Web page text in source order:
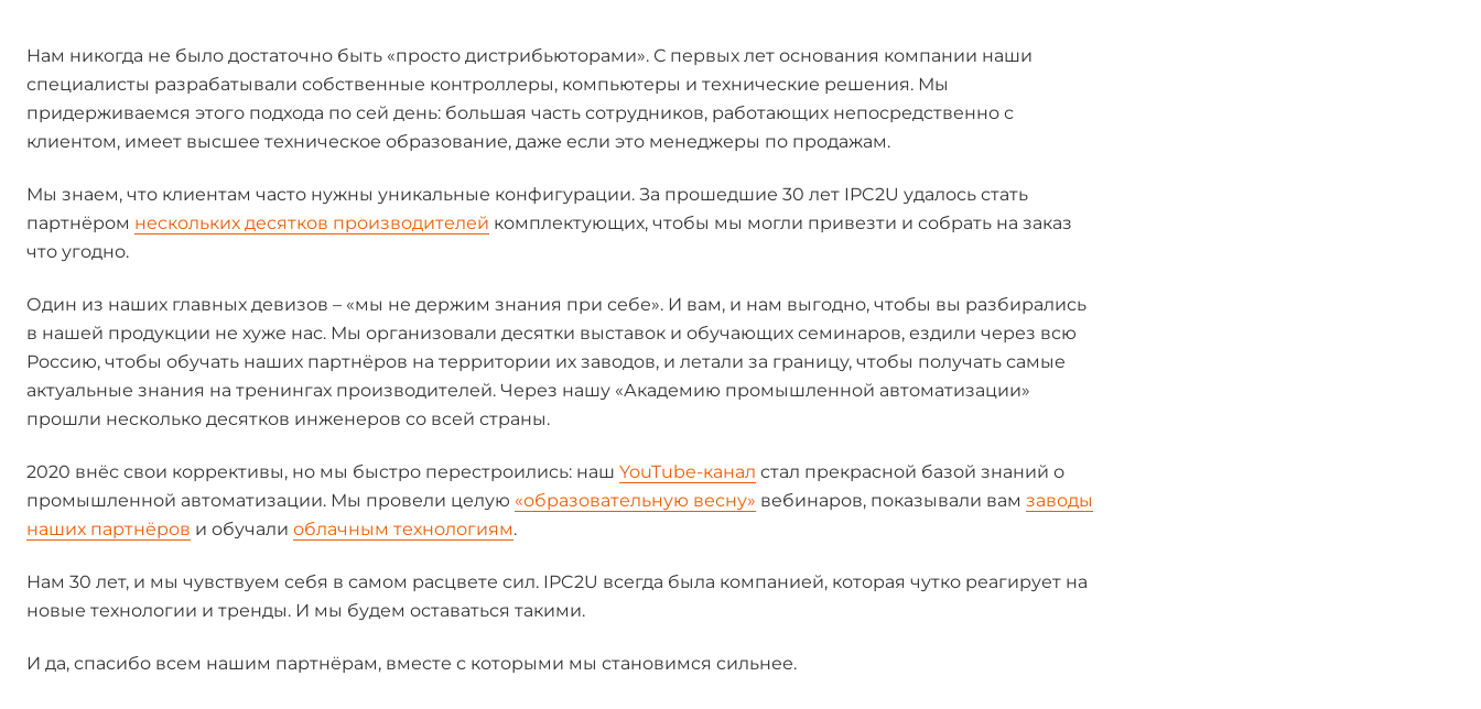
Нам никогда не было достаточно быть «просто дистрибьюторами». С первых лет основания компании наши
специалисты разрабатывали собственные контроллеры, компьютеры и технические решения. Мы
придерживаемся этого подхода по сей день: большая часть сотрудников, работающих непосредственно с
клиентом, имеет высшее техническое образование, даже если это менеджеры по продажам.
Мы знаем, что клиентам часто нужны уникальные конфигурации. За прошедшие 30 лет IPC2U удалось стать
партнёром нескольких десятков производителей комплектующих, чтобы мы могли привезти и собрать на заказ
что угодно.
Один из наших главных девизов – «мы не держим знания при себе». И вам, и нам выгодно, чтобы вы разбирались
в нашей продукции не хуже нас. Мы организовали десятки выставок и обучающих семинаров, ездили через всю
Россию, чтобы обучать наших партнёров на территории их заводов, и летали за границу, чтобы получать самые
актуальные знания на тренингах производителей. Через нашу «Академию промышленной автоматизации»
прошли несколько десятков инженеров со всей страны.
2020 внёс свои коррективы, но мы быстро перестроились: наш YouTube-канал стал прекрасной базой знаний о
промышленной автоматизации. Мы провели целую «образовательную весну» вебинаров, показывали вам заводы
наших партнёров и обучали облачным технологиям.
Нам 30 лет, и мы чувствуем себя в самом расцвете сил. IPC2U всегда была компанией, которая чутко реагирует на
новые технологии и тренды. И мы будем оставаться такими.
И да, спасибо всем нашим партнёрам, вместе с которыми мы становимся сильнее.